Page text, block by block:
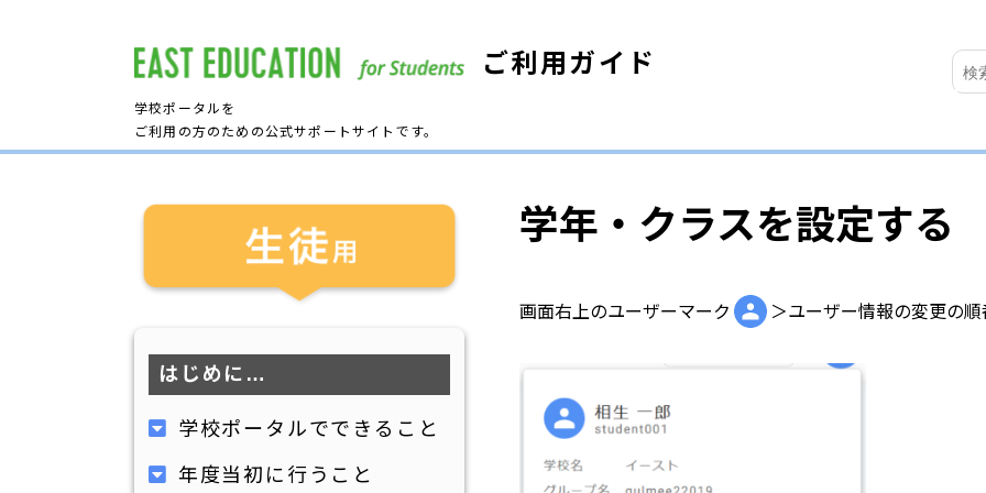
ご利用ガイド
学校ポータルを
ご利用の方のための公式サポートサイトです。
はじめに…
学校ポータルでできること
年度当初に行うこと
学年・クラスを設定する
画面右上のユーザーマーク ＞ユーザー情報の変更の順